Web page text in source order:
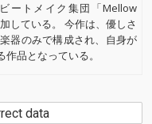
ートメイク集団「Mellow
している。 今作は、優しさ
器のみで構成され、自身が
品となっている。
data